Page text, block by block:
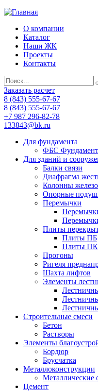
О компании
Каталог
Наши ЖК
Проекты
Контакты
Заказать расчет
8 (843) 555-67-67
8 (843) 555-67-67
+7 987 296-82-78
133843@bk.ru
Для фундамента
ФБС
Для зданий и
Балки связи
Диафрагма
Колонны
Опорные
Перемычки
Плиты
Плиты ПБ
Плиты ПК
Прогоны
Ригеля
Шахта лифтов
Элементы
Строительные смеси
Бетон
Растворы
Элементы
Бордюр
Брусчатка
Металлоконструкции
Металлические
Цемент